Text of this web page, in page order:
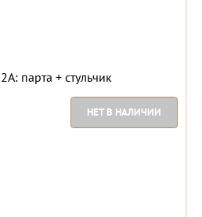
парта + стульчик
НЕТ В НАЛИЧИИ